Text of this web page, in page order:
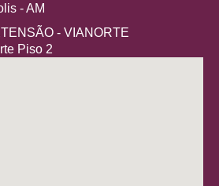
- AM
- VIANORTE
Piso 2